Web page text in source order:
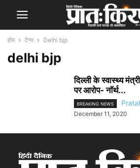
होम टैग्स Delhi bjp
delhi bjp
दिल्ली के स्वास्थ्य
पर आरोप- नॉर्थ...
BREAKING NEWS
December 11, 2020